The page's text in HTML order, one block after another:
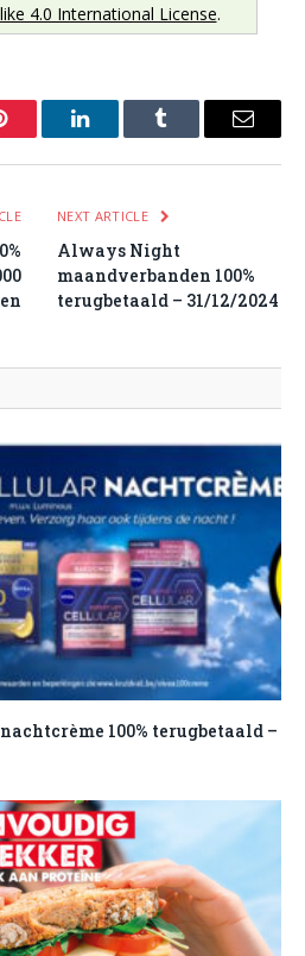
4.0 International License.
LinkedInTumblr Email
NEXT ARTICLE
Always Night
maandverbanden 100%
terugbetaald – 31/12/2024
100% terugbetaald –